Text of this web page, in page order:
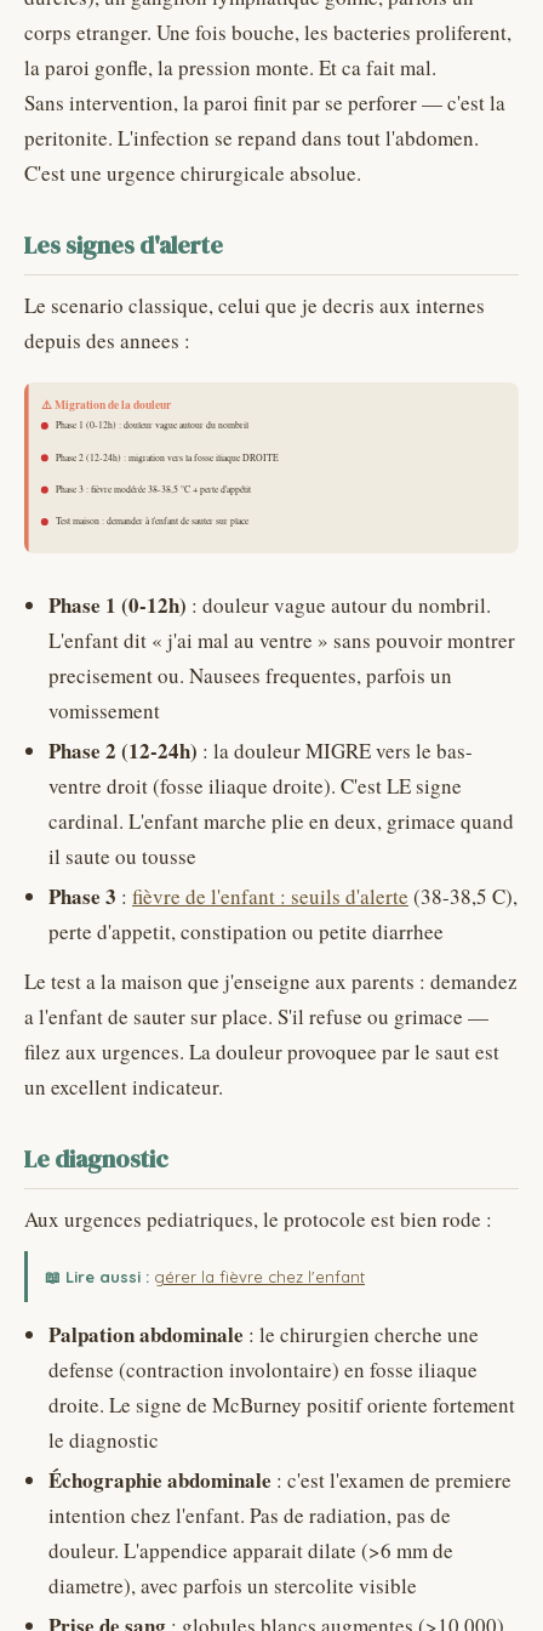
corps etranger. Une fois bouche, les bacteries proliferent,
la paroi gonfle, la pression monte. Et ca fait mal.
Sans intervention, la paroi finit par se perforer — c'est la
peritonite. L'infection se repand dans tout l'abdomen.
C'est une urgence chirurgicale absolue.
Les signes d'alerte
Le scenario classique, celui que je decris aux internes
depuis des annees :
Phase 1 (0-12h) : douleur vague autour du nombril.
L'enfant dit « j'ai mal au ventre » sans pouvoir montrer
precisement ou. Nausees frequentes, parfois un
vomissement
Phase 2 (12-24h) : la douleur MIGRE vers le bas-
ventre droit (fosse iliaque droite). C'est LE signe
cardinal. L'enfant marche plie en deux, grimace quand
il saute ou tousse
Phase 3 : fièvre de l'enfant : seuils d'alerte (38-38,5 C),
perte d'appetit, constipation ou petite diarrhee
Le test a la maison que j'enseigne aux parents : demandez
a l'enfant de sauter sur place. S'il refuse ou grimace —
filez aux urgences. La douleur provoquee par le saut est
un excellent indicateur.
Le diagnostic
Aux urgences pediatriques, le protocole est bien rode :
📖 Lire aussi : gérer la fièvre chez l'enfant
Palpation abdominale : le chirurgien cherche une
defense (contraction involontaire) en fosse iliaque
droite. Le signe de McBurney positif oriente fortement
le diagnostic
Échographie abdominale : c'est l'examen de premiere
intention chez l'enfant. Pas de radiation, pas de
douleur. L'appendice apparait dilate (>6 mm de
diametre), avec parfois un stercolite visible